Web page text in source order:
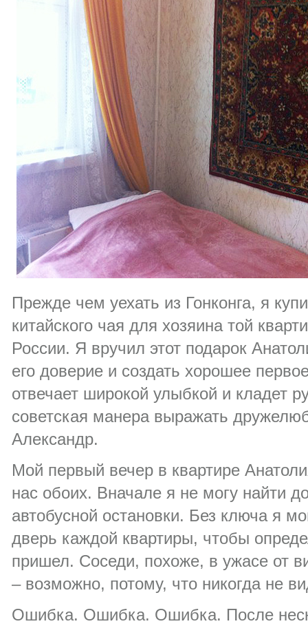
Прежде чем уехать из Гонконга, я
китайского чая для хозяина той
России. Я вручил этот подарок
его доверие и создать хорошее
отвечает широкой улыбкой и кладет
советская манера выражать
Александр.
Мой первый вечер в квартире
нас обоих. Вначале я не могу найти
автобусной остановки. Без ключа я
дверь каждой квартиры, чтобы
пришел. Соседи, похоже, в ужасе от
– возможно, потому, что никогда не
Ошибка. Ошибка. Ошибка. После